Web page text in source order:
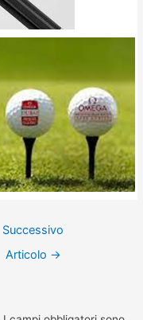
Successivo
Articolo →